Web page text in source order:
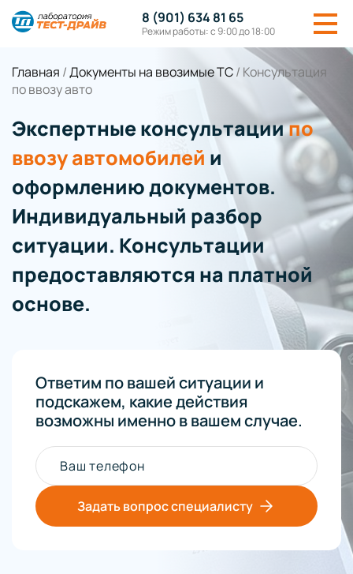
8 (901) 634 81 65
Режим работы: с 9:00 до 18:00
Главная /Документы на ввозимые ТС/ Консультация
по ввозу авто
Экспертные консультациипо
ввозу автомобилей и
оформлению документов.
Индивидуальный разбор
ситуации. Консультации
предоставляются на платной
основе.
Ответим по вашей ситуации и
подскажем, какие действия
возможны именно в вашем случае.
Ваш телефон
Задать вопрос специалисту